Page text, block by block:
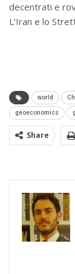
decentrati e
L’Iran e lo
world
geoeconomics
Share